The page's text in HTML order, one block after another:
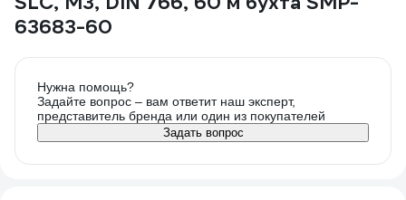
63683-60
Нужна помощь?
Задайте вопрос – вам ответит наш эксперт,
представитель бренда или один из покупателей
Задать вопрос